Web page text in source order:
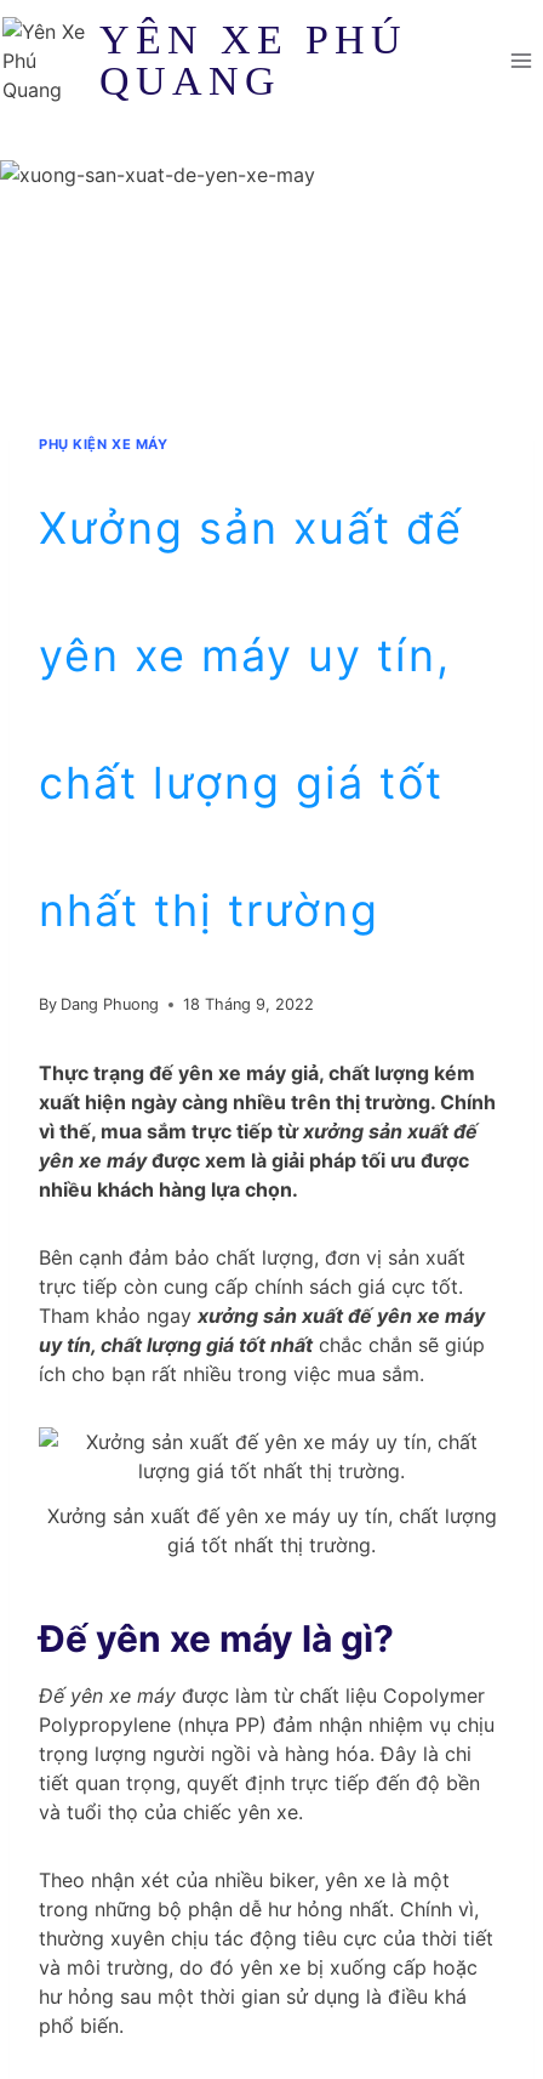
Skip
to
content
YÊN XE PHÚ
QUANG
PHỤ KIỆN XE MÁY
Xưởng sản xuất đế
yên xe máy uy tín,
chất lượng giá tốt
nhất thị trường
By Dang Phuong 18 Tháng 9, 2022
Thực trạng đế yên xe máy giả, chất lượng kém
xuất hiện ngày càng nhiều trên thị trường. Chính
vì thế, mua sắm trực tiếp từxưởng sản xuất đế
yên xe máyđược xem là giải pháp tối ưu được
nhiều khách hàng lựa chọn.
Bên cạnh đảm bảo chất lượng, đơn vị sản xuất
trực tiếp còn cung cấp chính sách giá cực tốt.
Tham khảo ngay xưởng sản xuất đế yên xe máy
uy tín, chất lượng giá tốt nhấtchắc chắn sẽ giúp
ích cho bạn rất nhiều trong việc mua sắm.
Xưởng sản xuất đế yên xe máy uy tín, chất lượng
giá tốt nhất thị trường.
Đế yên xe máy là gì?
Đế yên xe máy được làm từ chất liệu Copolymer
Polypropylene (nhựa PP) đảm nhận nhiệm vụ chịu
trọng lượng người ngồi và hàng hóa. Đây là chi
tiết quan trọng, quyết định trực tiếp đến độ bền
và tuổi thọ của chiếc yên xe.
Theo nhận xét của nhiều biker, yên xe là một
trong những bộ phận dễ hư hỏng nhất. Chính vì,
thường xuyên chịu tác động tiêu cực của thời tiết
và môi trường, do đó yên xe bị xuống cấp hoặc
hư hỏng sau một thời gian sử dụng là điều khá
phổ biến.